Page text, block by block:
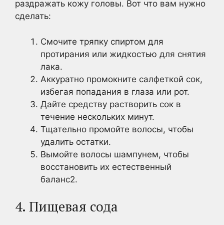
раздражать кожу головы. Вот что вам нужно
сделать:
Смочите тряпку спиртом для
протирания или жидкостью для снятия
лака.
Аккуратно промокните салфеткой сок,
избегая попадания в глаза или рот.
Дайте средству растворить сок в
течение нескольких минут.
Тщательно промойте волосы, чтобы
удалить остатки.
Вымойте волосы шампунем, чтобы
восстановить их естественный
баланс2.
4. Пищевая сода